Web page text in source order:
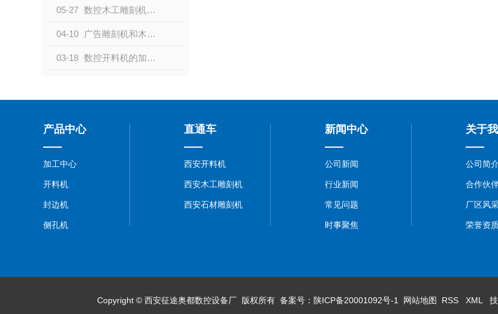
05-27 数控木工雕刻机的应用范围
04-10 广告雕刻机和木工雕刻机的区别？小编带你了解一下！
03-18 数控开料机的加工优势和核心是什么？小编带你了解一下！
产品中心
加工中心
开料机
封边机
侧孔机
直通车
西安开料机
西安木工雕刻机
西安石材雕刻机
新闻中心
公司新闻
行业新闻
常见问题
时事聚焦
关于
公司简
合作伙
厂区风
荣誉资
Copyright © 西安征途奥都数控设备厂 版权所有 备案号： 陕ICP备20001092号-1 网站地图 RSS XML